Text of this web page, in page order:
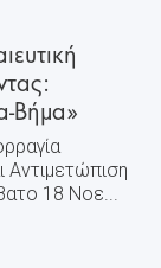
Βήμα»
Αντιμετώπιση
18 Νοε...